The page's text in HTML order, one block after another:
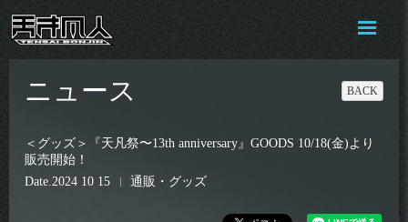
ニュース BACK
＜グッズ＞『天凡祭〜13th anniversary』GOODS 10/18(金)より
販売開始！
Date 2024 10 15 通販・グッズ